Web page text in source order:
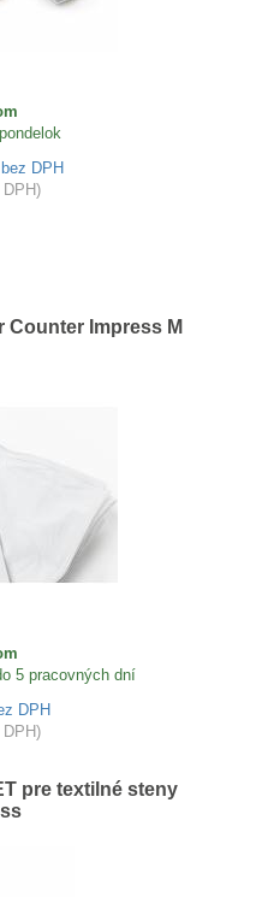
bez DPH
Counter Impress M
5 pracovných dní
DPH
pre textilné steny